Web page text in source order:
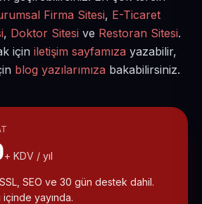
Firma Sitesi, E-Ticaret
, Doktor Sitesi ve Restoran Sitesi.
için iletişim sayfamıza yazabilir,
blog yazılarımıza bakabilirsiniz.
+ KDV / yıl
SEO ve 30 gün destek dahil.
yayında.